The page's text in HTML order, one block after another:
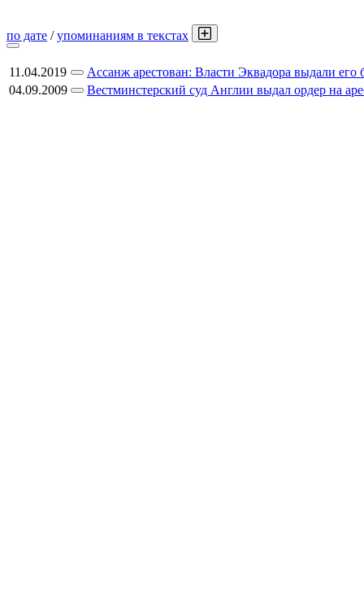
по дате /упоминаниям в текстах
11.04.2019
Ассанж арестован: Власти Эквадора выдали его
04.09.2009
Вестминстерский суд Англии выдал ордер на